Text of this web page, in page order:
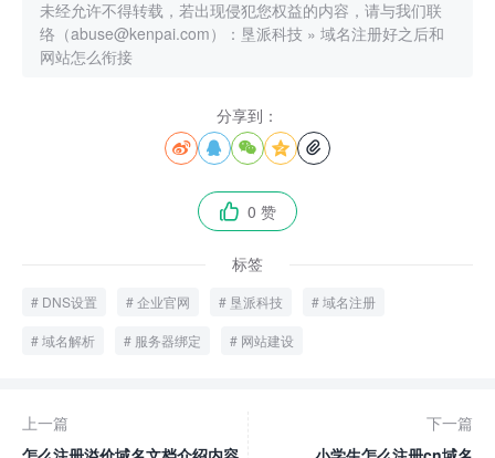
未经允许不得转载，若出现侵犯您权益的内容，请与我们联
络（abuse@kenpai.com）： 垦派科技 » 域名注册好之后和
网站怎么衔接
分享到：
    
 0 赞
标签
DNS设置 企业官网 垦派科技 域名注册
域名解析 服务器绑定 网站建设
上一篇
下一篇